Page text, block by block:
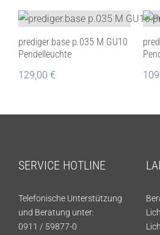
prediger.base p.035 M GU10
Pendelleuchte
129,00 €
SERVICE HOTLINE
Telefonische Unterstützung
und Beratung unter:
0911 / 59877-0